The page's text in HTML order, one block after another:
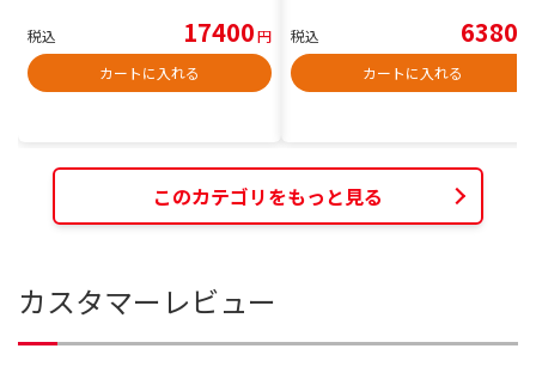
税込 17400円
カートに入れる
税込 6380
カートに入れる
このカテゴリをもっと見る
カスタマーレビュー